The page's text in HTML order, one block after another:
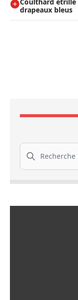
drapeaux bleus
Recherche